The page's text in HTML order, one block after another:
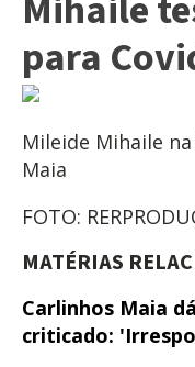
para
Mileide Mihaile
Maia
FOTO:
MATÉRIAS
Carlinhos Maia
criticado: